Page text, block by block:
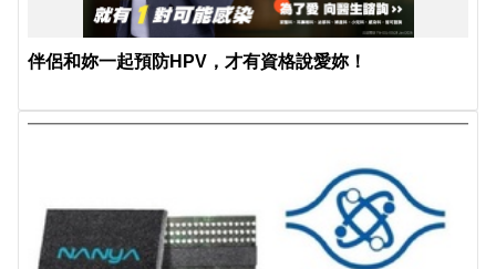
伴侶和妳一起預防HPV，才有資格說愛妳！